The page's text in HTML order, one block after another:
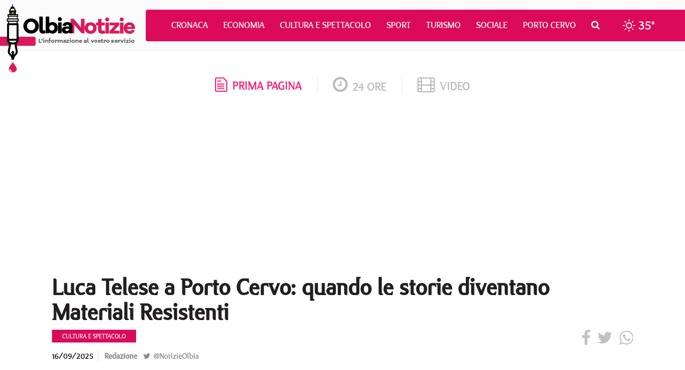
CRONACA ECONOMIA CULTURA E SPETTACOLO SPORT TURISMO SOCIALE PORTO CERVO 35°
PRIMA PAGINA 24 ORE VIDEO
Luca Telese a Porto Cervo: quando le storie diventano
Materiali Resistenti
CULTURA E SPETTACOLO
16/09/2025 Redazione @NotizieOlbia